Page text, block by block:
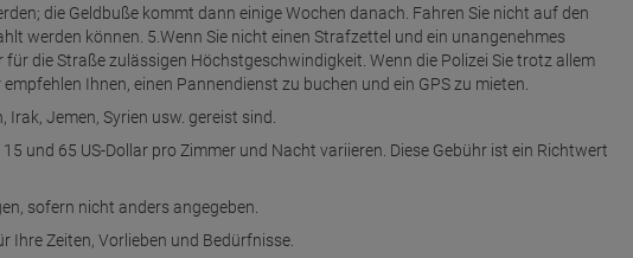
die Geldbuße kommt dann einige Wochen danach. Fahren Sie nicht auf den
werden können. 5.Wenn Sie nicht einen Strafzettel und ein unangenehmes
die Straße zulässigen Höchstgeschwindigkeit. Wenn die Polizei Sie trotz allem
Ihnen, einen Pannendienst zu buchen und ein GPS zu mieten.
Jemen, Syrien usw. gereist sind.
und 65 US-Dollar pro Zimmer und Nacht variieren. Diese Gebühr ist ein Richtwert
sofern nicht anders angegeben.
Ihre Zeiten, Vorlieben und Bedürfnisse.